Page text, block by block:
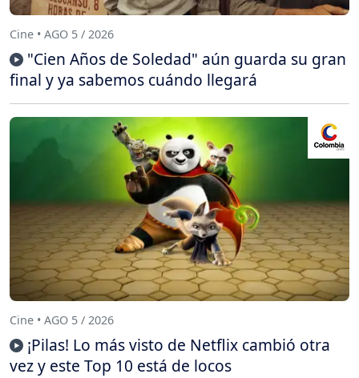
Cine • AGO 5 / 2026
"Cien Años de Soledad" aún guarda su gran
final y ya sabemos cuándo llegará
Cine • AGO 5 / 2026
¡Pilas! Lo más visto de Netflix cambió otra
vez y este Top 10 está de locos